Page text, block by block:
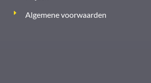
Algemene voorwaarden